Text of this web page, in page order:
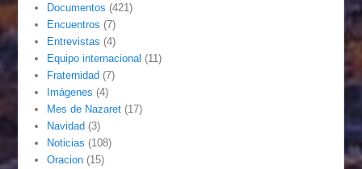
Documentos (421)
Encuentros (7)
Entrevistas (4)
Equipo internacional (11)
Fraternidad (7)
Imágenes (4)
Mes de Nazaret (17)
Navidad (3)
Noticias (108)
Oracion (15)